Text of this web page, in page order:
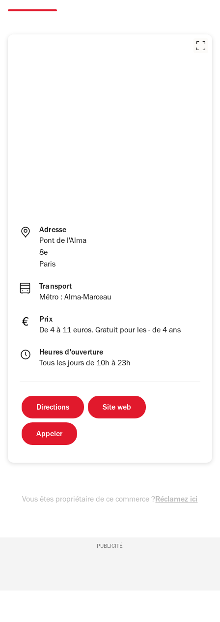
Adresse
Pont de l'Alma
8e
Paris
Transport
Métro : Alma-Marceau
Prix
De 4 à 11 euros. Gratuit pour les - de 4 ans
Heures d'ouverture
Tous les jours de 10h à 23h
Directions Site web
Appeler
Vous êtes propriétaire de ce commerce ?Réclamez ici
PUBLICITÉ